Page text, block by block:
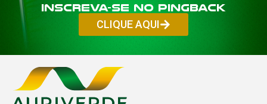
Inscreva-se no PINGBACK
CLIQUE AQUI